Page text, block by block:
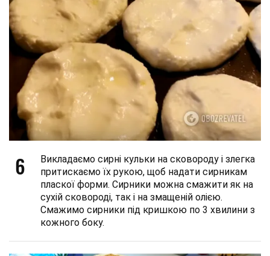
6
Викладаємо сирні кульки на сковороду і злегка
притискаємо їх рукою, щоб надати сирникам
пласкої форми. Сирники можна смажити як на
сухій сковороді, так і на змащеній олією.
Смажимо сирники під кришкою по 3 хвилини з
кожного боку.